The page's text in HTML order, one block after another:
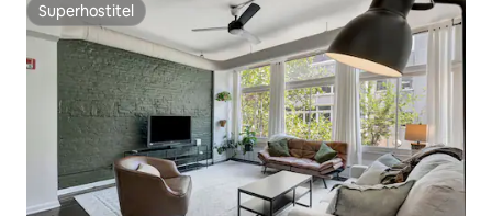
Superhostiteľ
Superhostiteľ